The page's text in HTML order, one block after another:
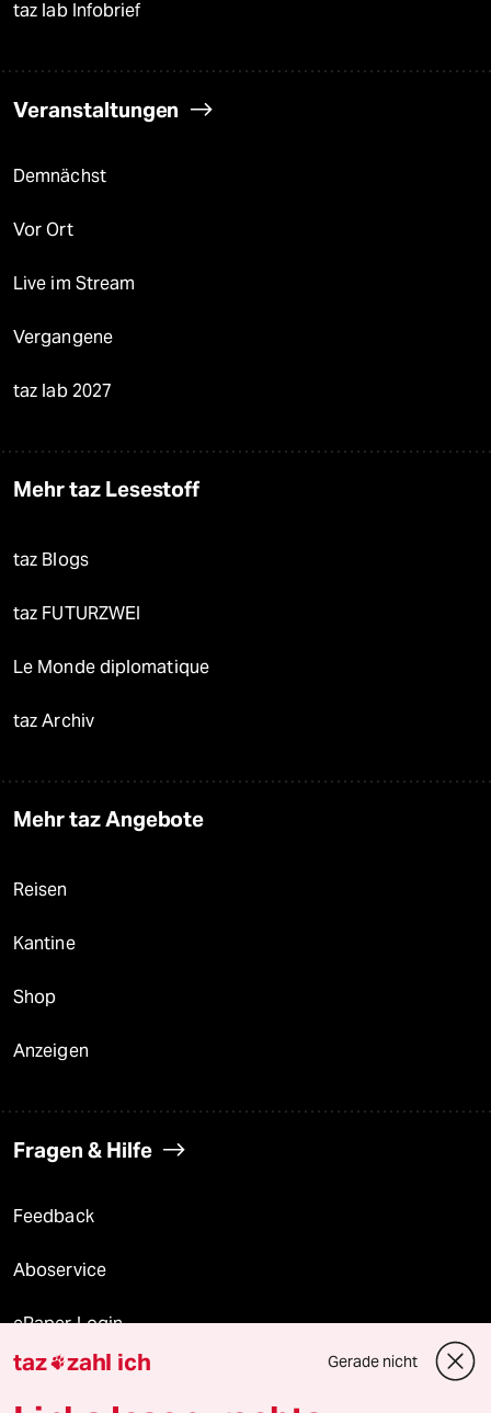
taz lab Infobrief
Veranstaltungen
Demnächst
Vor Ort
Live im Stream
Vergangene
taz lab 2027
Mehr taz Lesestoff
taz Blogs
taz FUTURZWEI
Le Monde diplomatique
taz Archiv
Mehr taz Angebote
Reisen
Kantine
Shop
Anzeigen
Fragen & Hilfe
Feedback
Aboservice
ePaper Login
Downloads für Abonnierende
taz zahl ich Gerade nicht